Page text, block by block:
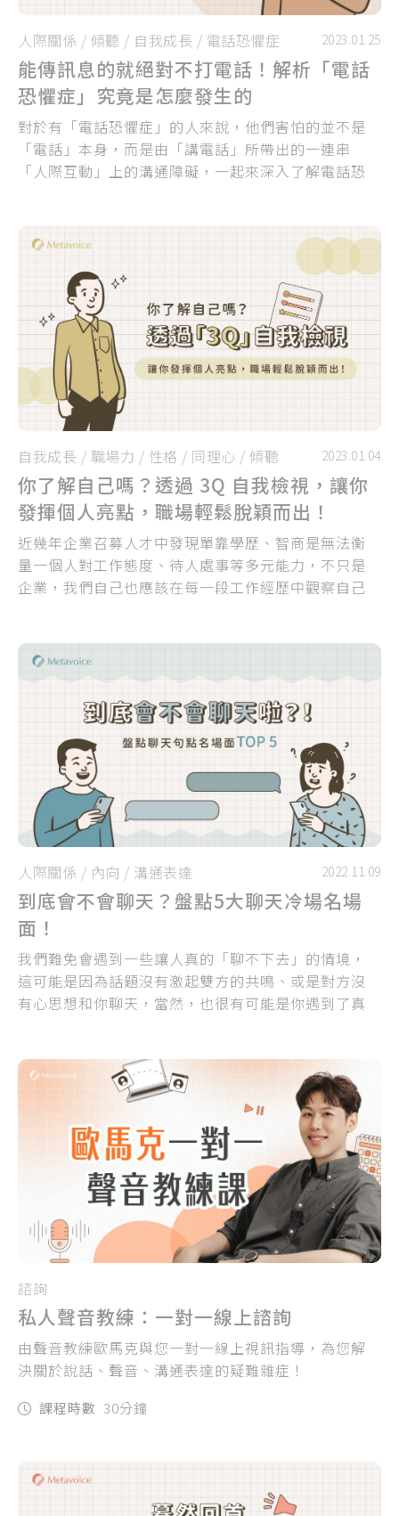
人際關係 / 傾聽 / 自我成長 / 電話恐懼症 2023.01.25
能傳訊息的就絕對不打電話！解析「電話
恐懼症」究竟是怎麼發生的
對於有「電話恐懼症」的人來說，他們害怕的並不是
「電話」本身，而是由「講電話」所帶出的一連串
「人際互動」上的溝通障礙，一起來深入了解電話恐
自我成長 / 職場力 / 性格 / 同理心 / 傾聽 2023.01.04
你了解自己嗎？透過 3Q 自我檢視，讓你
發揮個人亮點，職場輕鬆脫穎而出！
近幾年企業召募人才中發現單靠學歷、智商是無法衡
量一個人對工作態度、待人處事等多元能力，不只是
企業，我們自己也應該在每一段工作經歷中觀察自己
人際關係 / 內向 / 溝通表達 2022.11.09
到底會不會聊天？盤點5大聊天冷場名場
面！
我們難免會遇到一些讓人真的「聊不下去」的情境，
這可能是因為話題沒有激起雙方的共鳴、或是對方沒
有心思想和你聊天，當然，也很有可能是你遇到了真
諮詢
私人聲音教練：一對一線上諮詢
由聲音教練歐馬克與您一對一線上視訊指導，為您解
決關於說話、聲音、溝通表達的疑難雜症！
課程時數 30分鐘